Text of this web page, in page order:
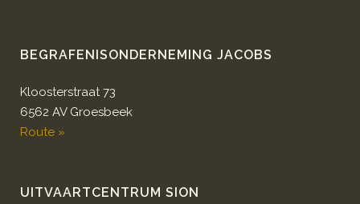
BEGRAFENISONDERNEMING JACOBS
Kloosterstraat 73
6562 AV Groesbeek
Route »
UITVAARTCENTRUM SION